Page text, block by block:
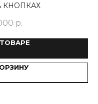
КНОПКАХ
р.